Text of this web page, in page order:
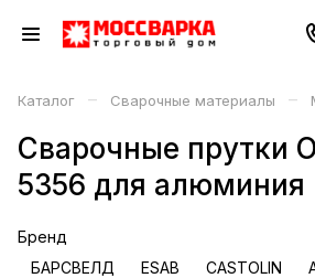
Каталог – Сварочные материалы –
Сварочные прутки
5356 для алюминия
Бренд
БАРСВЕЛД
ESAB CASTOLIN